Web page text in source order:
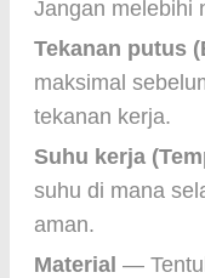
Jangan melebihi
Tekanan putus
maksimal
tekanan kerja.
Suhu kerja
suhu di mana
aman.
Material —